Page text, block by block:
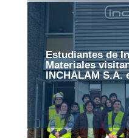
Estudiantes de
Materiales
INCHALAM S.A.